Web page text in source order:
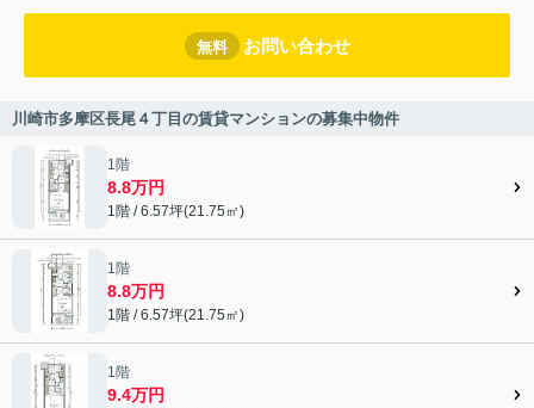
無料 お問い合わせ
川崎市多摩区長尾４丁目の賃貸マンションの募集中物件
1階
8.8万円
1階 / 6.57坪(21.75㎡)
1階
8.8万円
1階 / 6.57坪(21.75㎡)
1階
9.4万円